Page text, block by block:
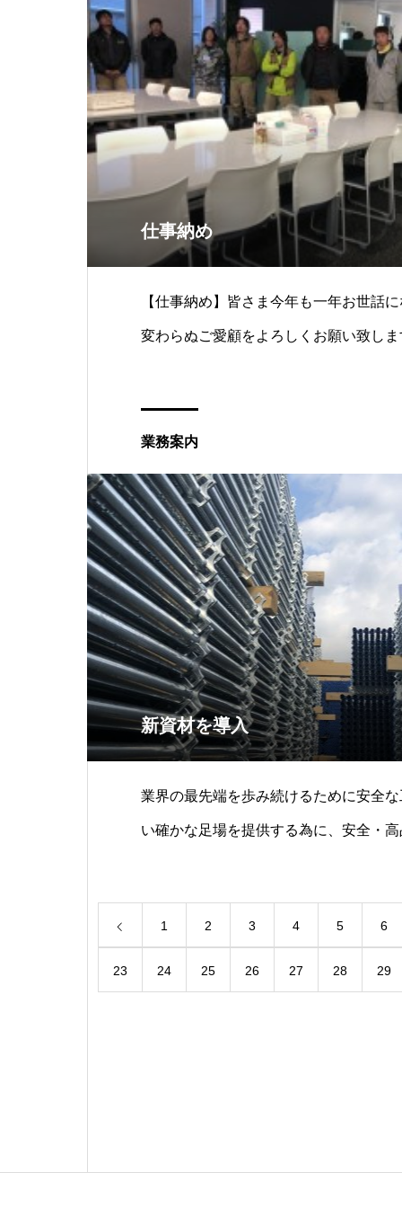
仕事納め
【仕事納め】皆さま今年も一年お世話
変わらぬご愛顧をよろしくお願い致し
業務案内
新資材を導入
業界の最先端を歩み続けるために安全
い確かな足場を提供する為に、安全・
り安全に、より手軽になっております。
1 2 3 4 5 6
23 24 25 26 27 28 29